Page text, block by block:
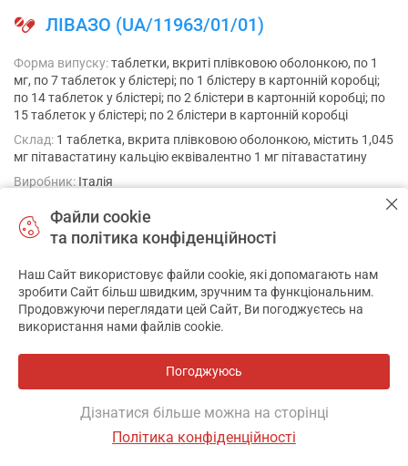
Фільтр
ЛІВАЗО (UA/11963/01/01)
Форма випуску:таблетки, вкриті плівковою оболонкою, по 1
мг, по 7 таблеток у блістері; по 1 блістеру в картонній коробці;
по 14 таблеток у блістері; по 2 блістери в картонній коробці; по
15 таблеток у блістері; по 2 блістери в картонній коробці
Склад: 1 таблетка, вкрита плівковою оболонкою, містить 1,045
мг пітавастатину кальцію еквівалентно 1 мг пітавастатину
Виробник: Італія
ЛІВАЗО (UA/11963/01/02)
Форма випуску:таблетки, вкриті плівковою оболонкою, по 2
мг: по 7 таблеток у блістері; по 1 блістеру в картонній коробці;
по 14 таблеток у блістері; по 2 блістери в картонній коробці; по
15 таблеток у блістері; по 2 блістери в картонній коробці; по 20
1 таблетка, вкрита плівковою оболонкою, містить 2,09
мг пітавастатину кальцію еквівалентно 2 мг пітавастатину
Італія
Файли cookie
та політика конфіденційності
Наш Сайт використовує файли cookie, які допомагають нам
зробити Сайт більш швидким, зручним та функціональним.
Продовжуючи переглядати цей Сайт, Ви погоджуєтесь на
використання нами файлів cookie.
Погоджуюсь
Дізнатися більше можна на сторінці
Політика конфіденційності